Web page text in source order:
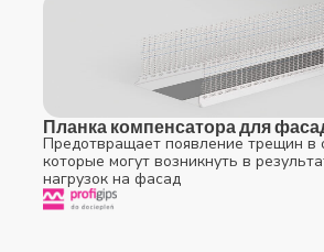
Планка компенсатора для
Предотвращает появление трещин в
которые могут возникнуть в
нагрузок на фасад